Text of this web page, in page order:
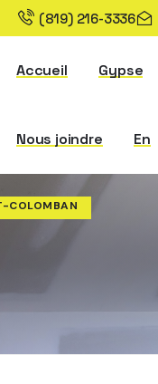
(819) 216-3336
Accueil Gypse
Nous joindre En
COLOMBAN